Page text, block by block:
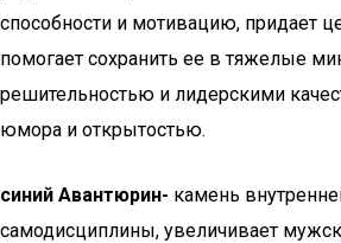
способности и мотивацию, придает
помогает сохранить ее в тяжелые
решительностью и лидерскими
юмора и открытостью.
синий Авантюрин- камень
самодисциплины, увеличивает